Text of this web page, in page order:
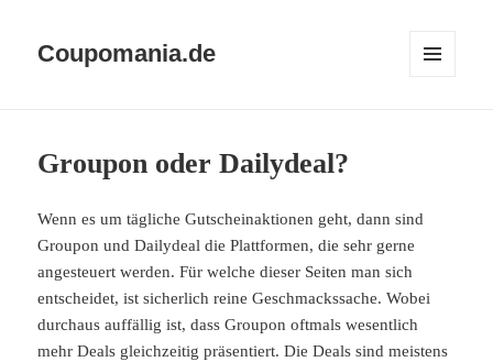
Coupomania.de
Groupon oder Dailydeal?
Wenn es um tägliche Gutscheinaktionen geht, dann sind
Groupon und Dailydeal die Plattformen, die sehr gerne
angesteuert werden. Für welche dieser Seiten man sich
entscheidet, ist sicherlich reine Geschmackssache. Wobei
durchaus auffällig ist, dass Groupon oftmals wesentlich
mehr Deals gleichzeitig präsentiert. Die Deals sind meistens